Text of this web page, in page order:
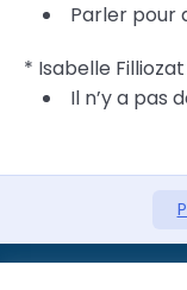
Parler pour
* Isabelle Filliozat
Il n’y a pas